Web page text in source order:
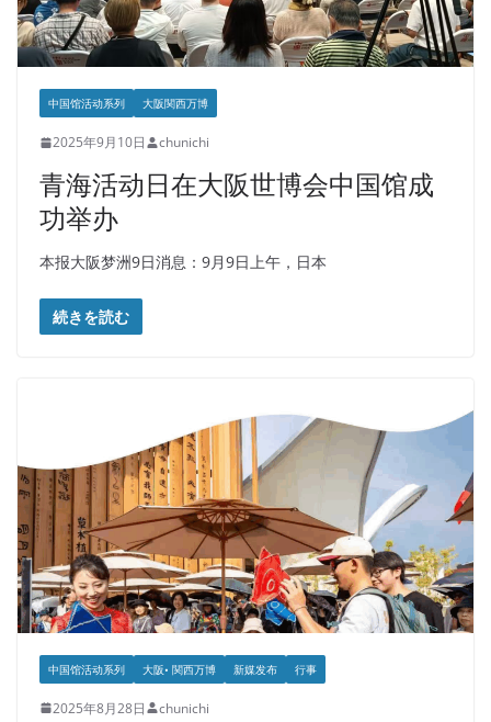
中国馆活动系列 大阪関西万博
2025年9月10日 chunichi
青海活动日在大阪世博会中国馆成
功举办
本报大阪梦洲9日消息：9月9日上午，日本
続きを読む
中国馆活动系列 大阪• 関西万博 新媒发布 行事
2025年8月28日 chunichi